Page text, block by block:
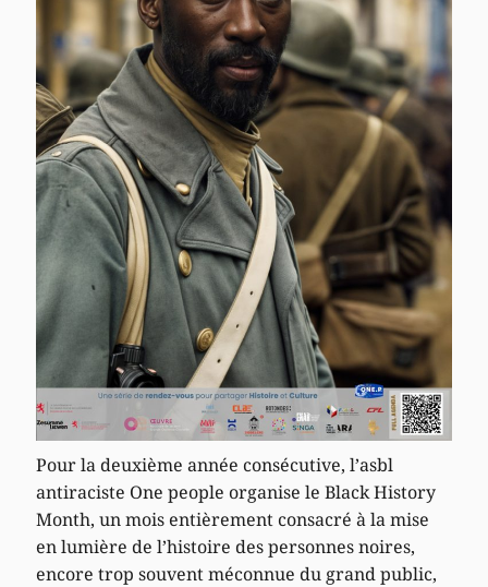
Pour la deuxième année consécutive, l’asbl
antiraciste One people organise le Black History
Month, un mois entièrement consacré à la mise
en lumière de l’histoire des personnes noires,
encore trop souvent méconnue du grand public,